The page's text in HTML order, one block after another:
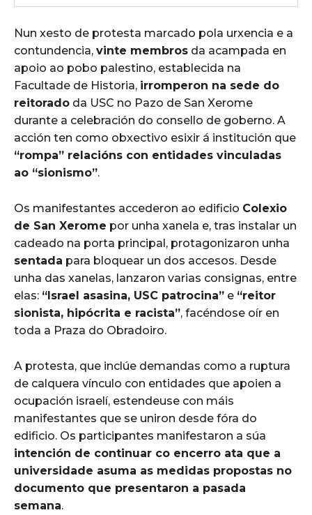
Nun xesto de protesta marcado pola urxencia e a
contundencia, vinte membros da acampada en
apoio ao pobo palestino, establecida na
Facultade de Historia, irromperon na sede do
reitorado da USC no Pazo de San Xerome
durante a celebración do consello de goberno. A
acción ten como obxectivo esixir á institución que
“rompa” relacións con entidades vinculadas
ao “sionismo”.
Os manifestantes accederon ao edificio Colexio
de San Xerome por unha xanela e, tras instalar un
cadeado na porta principal, protagonizaron unha
sentada para bloquear un dos accesos. Desde
unha das xanelas, lanzaron varias consignas, entre
elas: “Israel asasina, USC patrocina” e “reitor
sionista, hipócrita e racista”, facéndose oír en
toda a Praza do Obradoiro.
A protesta, que inclúe demandas como a ruptura
de calquera vínculo con entidades que apoien a
ocupación israelí, estendeuse con máis
manifestantes que se uniron desde fóra do
edificio. Os participantes manifestaron a súa
intención de continuar co encerro ata que a
universidade asuma as medidas propostas no
documento que presentaron a pasada
semana.